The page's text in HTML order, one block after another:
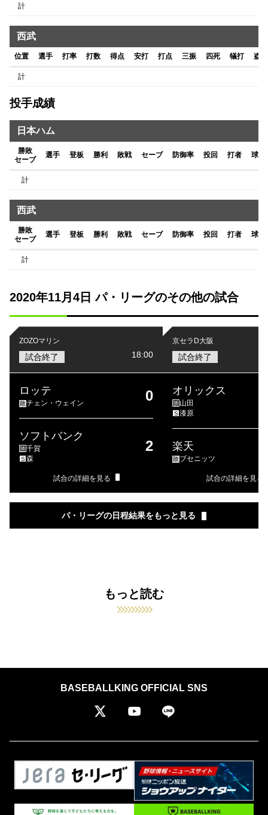
計
西武
位置 選手 打率 打数 得点 安打 打点 三振 四死 犠打 盗塁
計
投手成績
日本ハム
勝敗
セーブ
選手 登板 勝利 敗戦 セーブ 防御率 投回 打者 球数
計
西武
勝敗
セーブ
選手 登板 勝利 敗戦 セーブ 防御率 投回 打者 球数
計
2020年11月4日 パ・リーグのその他の試合
ZOZOマリン
試合終了 18:00
ロッテ
敗チェン・ウェイン 0
ソフトバンク
勝千賀
S 森
2
試合の詳細を見る
京セラD大阪
試合終了
オリックス
勝山田
S 漆原
楽天
敗ブセニッツ
試合の詳細を見る
パ・リーグの日程結果をもっと見る
もっと読む
BASEBALLKING OFFICIAL SNS